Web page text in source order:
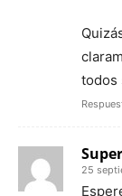
todos
25